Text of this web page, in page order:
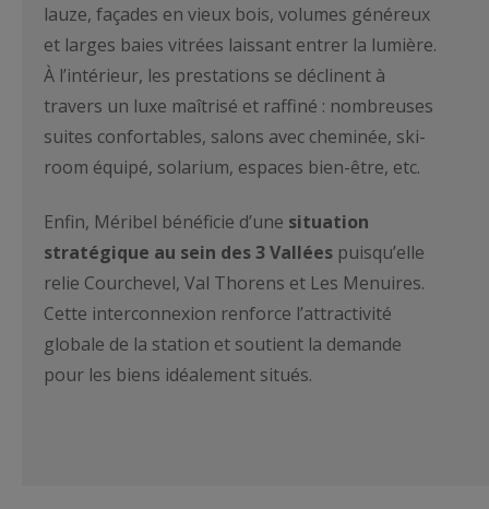
lauze, façades en vieux bois, volumes généreux
et larges baies vitrées laissant entrer la lumière.
À l’intérieur, les prestations se déclinent à
travers un luxe maîtrisé et raffiné : nombreuses
suites confortables, salons avec cheminée, ski-
room équipé, solarium, espaces bien-être, etc.
Enfin, Méribel bénéficie d’une situation
stratégique au sein des 3 Vallées puisqu’elle
relie Courchevel, Val Thorens et Les Menuires.
Cette interconnexion renforce l’attractivité
globale de la station et soutient la demande
pour les biens idéalement situés.